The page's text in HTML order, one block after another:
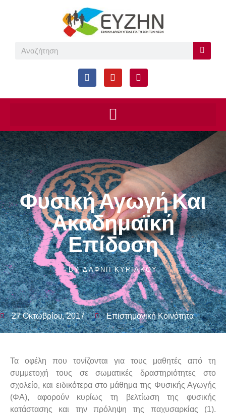
Φυσική Αγωγή Και
Ακαδημαϊκή
Επίδοση
BYΔΆΦΝΗ ΚΥΡΙΆΚΟΥ
27 Οκτωβρίου, 2017 Επιστημονική Κοινότητα
Τα οφέλη που τονίζονται για τους μαθητές από τη
συμμετοχή τους σε σωματικές δραστηριότητες στο
σχολείο, και ειδικότερα στο μάθημα της Φυσικής Αγωγής
(ΦΑ), αφορούν κυρίως τη βελτίωση της φυσικής
κατάστασης και την πρόληψη της παχυσαρκίας (1).